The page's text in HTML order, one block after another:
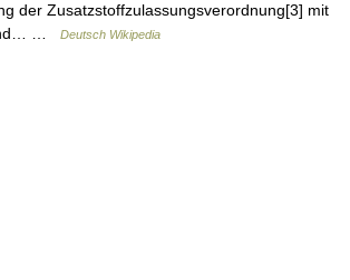
der Zusatzstoffzulassungsverordnung[3] mit
…
Deutsch Wikipedia